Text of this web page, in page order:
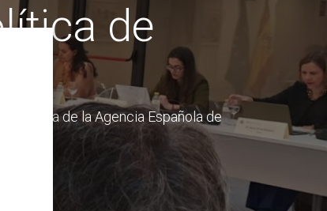
de
reforma de la Agencia Española de